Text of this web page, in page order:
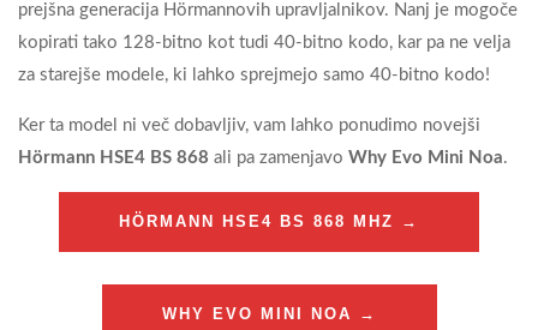
prejšna generacija Hörmannovih upravljalnikov. Nanj je mogoče
kopirati tako 128-bitno kot tudi 40-bitno kodo, kar pa ne velja
za starejše modele, ki lahko sprejmejo samo 40-bitno kodo!
Ker ta model ni več dobavljiv, vam lahko ponudimo novejši
Hörmann HSE4 BS 868 ali pa zamenjavo Why Evo Mini Noa.
HÖRMANN HSE4 BS 868 MHZ →
WHY EVO MINI NOA →